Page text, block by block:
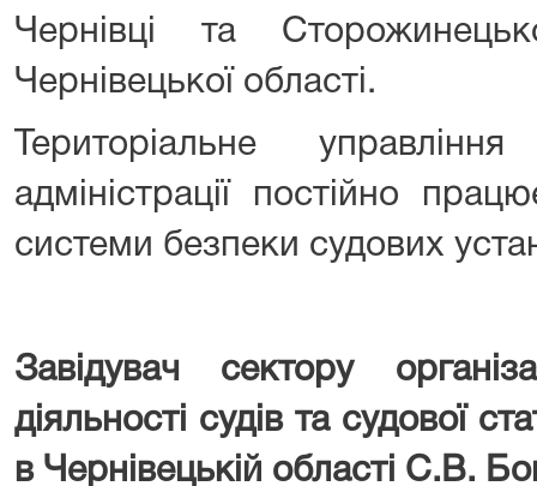
Чернівці та
Чернівецької області.
Територіальне
адміністрації постійно
системи безпеки судових
Завідувач сектору
діяльності судів та судової
в Чернівецькій області С.В.